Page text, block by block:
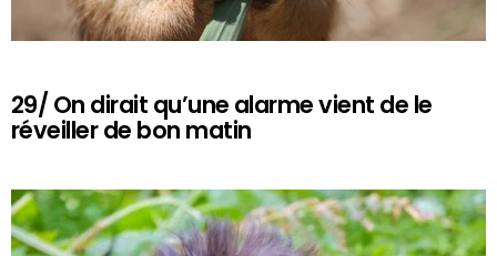
29/ On dirait qu’une alarme vient de le
réveiller de bon matin